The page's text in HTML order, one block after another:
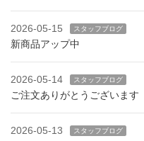
2026-05-15 スタッフブログ
新商品アップ中
2026-05-14 スタッフブログ
ご注文ありがとうございます
2026-05-13 スタッフブログ